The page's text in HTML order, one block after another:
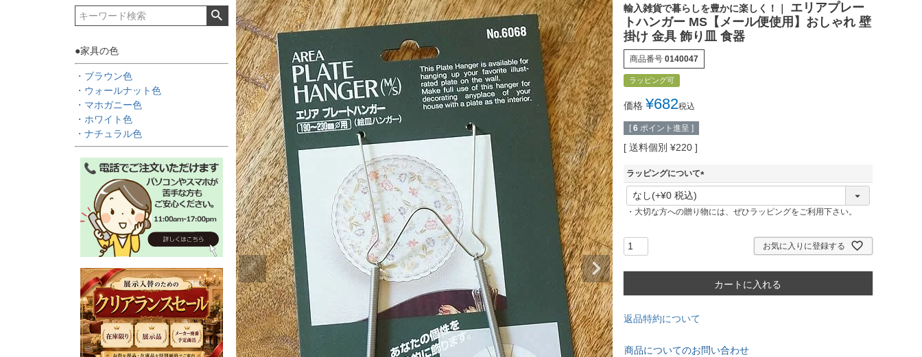
●家具の色
・ブラウン色
・ウォールナット色
・マホガニー色
・ホワイト色
・ナチュラル色
輸入雑貨で暮らしを豊かに楽しく！｜
エリアプレー
トハンガー MS【メール便使用】おしゃれ 壁
掛け 金具 飾り皿 食器
商品番号 0140047
ラッピング可
価格 ¥682税込
[ 6 ポイント進呈 ]
送料個別 ¥220
ラッピングについて
(
須
・大切な方への贈り物には、ぜひラッピングをご利用下さい。
お気に入りに登録する
カートに入れる
返品特約について
商品についてのお問い合わせ